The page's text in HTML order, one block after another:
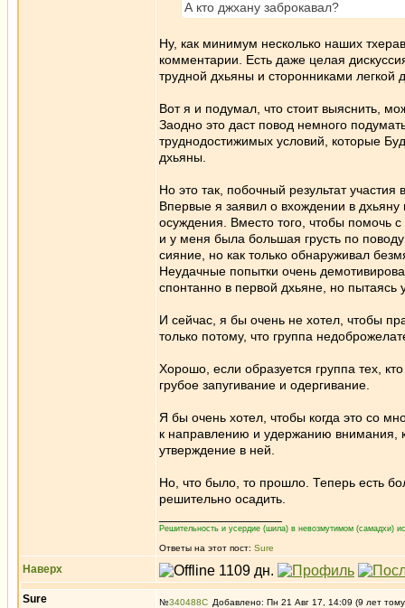
А кто джхану заброкавал?
Ну, как минимум несколько наших
комментарии. Есть даже целая
трудной дхьяны и сторонниками легкой
Вот я и подумал, что стоит выяснить,
Заодно это даст повод немного
труднодостижимых условий, которые
дхьяны.
Но это так, побочный результат участия
Впервые я заявил о вхождении в
осуждения. Вместо того, чтобы помочь
и у меня была большая грусть по
сияние, но как только обнаруживал
Неудачные попытки очень
спонтанно в первой дхьяне, но пытаясь
И сейчас, я бы очень не хотел, чтобы
только потому, что группа
Хорошо, если образуется группа тех,
грубое запугивание и одергивание.
Я бы очень хотел, чтобы когда это со
к направлению и удержанию внимания,
утверждение в ней.
Но, что было, то прошло. Теперь есть
решительно осадить.
Решительность и усердие (шила) в невозмутимом (самадхи)
Ответы на этот пост: Sure
Наверх
Sure №340488 Добавлено: Пн 21 Авг 17, 14:09 (9 лет